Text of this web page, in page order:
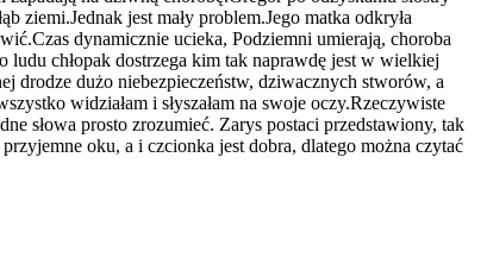
ziemi.Jednak jest mały problem.Jego matka odkryła
dynamicznie ucieka, Podziemni umierają, choroba
chłopak dostrzega kim tak naprawdę jest w wielkiej
drodze dużo niebezpieczeństw, dziwacznych stworów, a
widziałam i słyszałam na swoje oczy.Rzeczywiste
słowa prosto zrozumieć. Zarys postaci przedstawiony, tak
oku, a i czcionka jest dobra, dlatego można czytać